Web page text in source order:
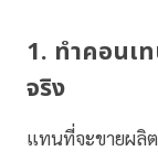
1. ทำคอนเท
จริง
แทนที่จะขายผลิ